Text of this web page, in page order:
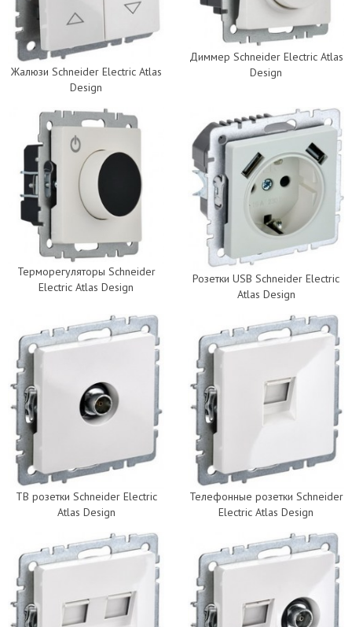
Жалюзи Schneider Electric Atlas
Design
Диммер Schneider Electric Atlas
Design
Терморегуляторы Schneider
Electric Atlas Design
Розетки USB Schneider Electric
Atlas Design
ТВ розетки Schneider Electric
Atlas Design
Телефонные розетки Schneider
Electric Atlas Design